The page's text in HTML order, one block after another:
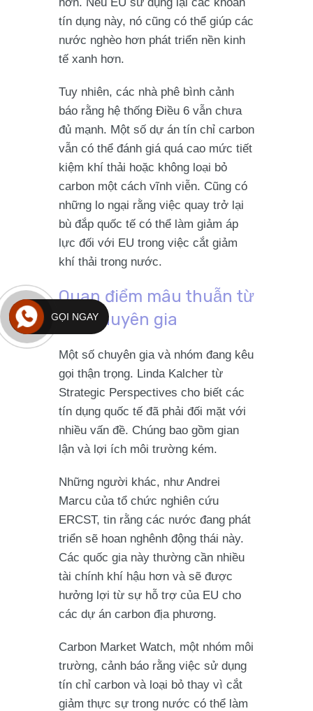
tín dụng này, nó cũng có thể giúp các
nước nghèo hơn phát triển nền kinh
tế xanh hơn.
Tuy nhiên, các nhà phê bình cảnh
báo rằng hệ thống Điều 6 vẫn chưa
đủ mạnh. Một số dự án tín chỉ carbon
vẫn có thể đánh giá quá cao mức tiết
kiệm khí thải hoặc không loại bỏ
carbon một cách vĩnh viễn. Cũng có
những lo ngại rằng việc quay trở lại
bù đắp quốc tế có thể làm giảm áp
lực đối với EU trong việc cắt giảm
khí thải trong nước.
Quan điểm mâu thuẫn từ
các chuyên gia
Một số chuyên gia và nhóm đang kêu
gọi thận trọng. Linda Kalcher từ
Strategic Perspectives cho biết các
tín dụng quốc tế đã phải đối mặt với
nhiều vấn đề. Chúng bao gồm gian
lận và lợi ích môi trường kém.
Những người khác, như Andrei
Marcu của tổ chức nghiên cứu
ERCST, tin rằng các nước đang phát
triển sẽ hoan nghênh động thái này.
Các quốc gia này thường cần nhiều
tài chính khí hậu hơn và sẽ được
hưởng lợi từ sự hỗ trợ của EU cho
các dự án carbon địa phương.
Carbon Market Watch, một nhóm môi
trường, cảnh báo rằng việc sử dụng
tín chỉ carbon và loại bỏ thay vì cắt
giảm thực sự trong nước có thể làm
GỌI NGAY